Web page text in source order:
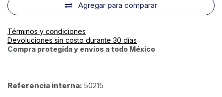
Agregar para comparar
Términos y condiciones
Devoluciones sin costo durante 30 días
Compra protegida y envíos a todo México
Referencia interna: 50215